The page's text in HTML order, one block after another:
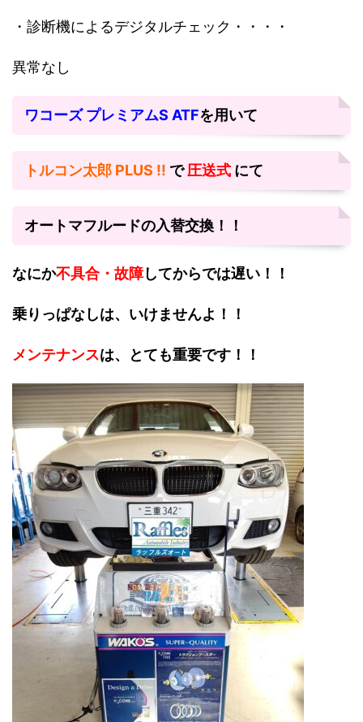
・診断機によるデジタルチェック・・・・
異常なし
ワコーズ プレミアムS ATFを用いて
トルコン太郎 PLUS !! で圧送式 にて
オートマフルードの入替交換！！
なにか不具合・故障してからでは遅い！！
乗りっぱなしは、いけませんよ！！
メンテナンスは、とても重要です！！